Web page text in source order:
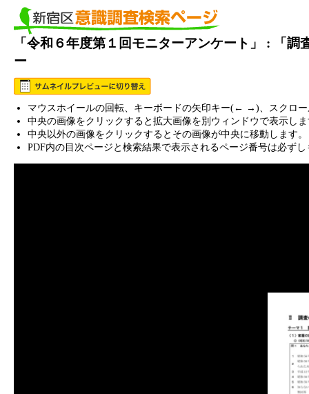
「令和６年度第１回モニターアンケート」 : 「
ー
マウスホイールの回転、キーボードの矢印キー(← →)、スクロ
中央の画像をクリックすると拡大画像を別ウィンドウで表示し
中央以外の画像をクリックするとその画像が中央に移動します。
PDF内の目次ページと検索結果で表示されるページ番号は必ず